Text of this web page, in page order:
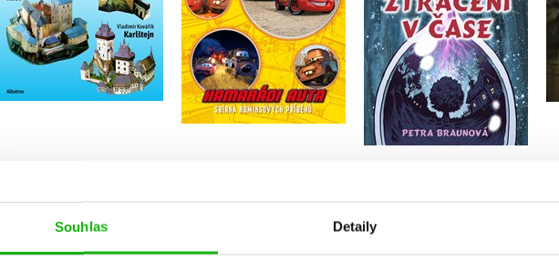
Souhlas Detaily
Do košíku
399 Kč
319 Kč
Do košíku
299 Kč
239 Kč
Do košíku
299 Kč
239 Kč